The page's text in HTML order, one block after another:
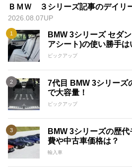
ＢＭＷ ３シリーズ記事のデイリ
2026.08.07UP
BMW 3シリーズ セダ
アシート)の使い勝手は
ピックアップ
7代目 BMW 3シリーズ
で大容量！
ピックアップ
BMW 3シリーズの歴
費や中古車価格は？
輸入車